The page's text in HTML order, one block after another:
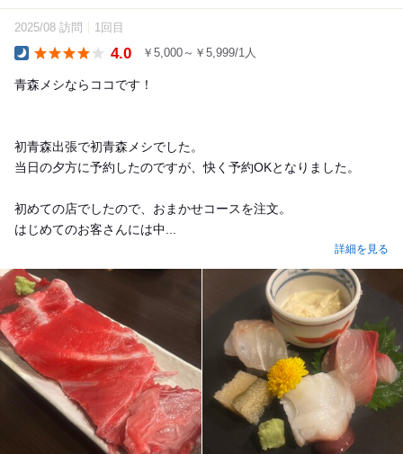
2025/08 訪問 1回目
4.0 ￥5,000～￥5,999/1人
青森メシならココです！
初青森出張で初青森メシでした。
当日の夕方に予約したのですが、快く予約OKとなりました。
初めての店でしたので、おまかせコースを注文。
はじめてのお客さんには中...
詳細を見る